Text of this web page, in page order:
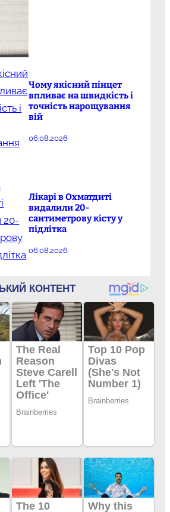
Чому якісний пінцет
впливає на швидкість і
точність нарощування
вій
06.08.2026
Лікарі в Охматдиті
видалили 20-
сантиметрову кісту у
підлітка
06.08.2026